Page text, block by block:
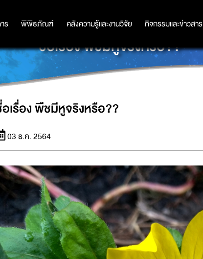
ร พิพิธภัณฑ์ คลังความรู้และงานวิจัย กิจกรรมและข่าวสาร
ร พิพิธภัณฑ์ คลังความรู้และงานวิจัย กิจกรรมและข่าวสาร
ชื่อเรื่อง พืชมีหูจริงหรือ??
เรื่อง พืชมีหูจริงหรือ??
03 ธ.ค. 2564